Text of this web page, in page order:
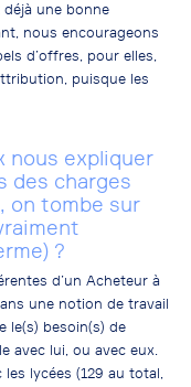
une bonne
nous encourageons
d’offres, pour elles,
puisque les
nous expliquer
des charges
on tombe sur
?
d’un Acheteur à
une notion de travail
le(s) besoin(s) de
avec lui, ou avec eux.
lycées (129 au total,